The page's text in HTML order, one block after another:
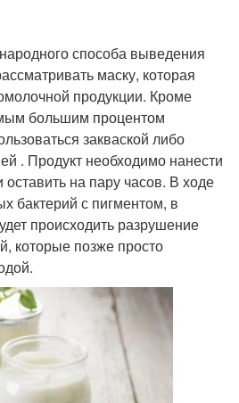
способа выведения
маску, которая
продукции. Кроме
большим процентом
закваской либо
. Продукт необходимо нанести
оставить на пару часов. В ходе
бактерий с пигментом, в
происходить разрушение
которые позже просто